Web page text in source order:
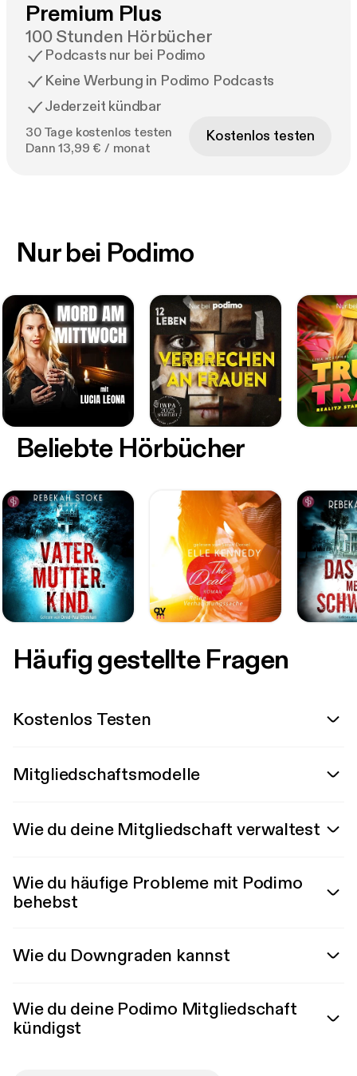
Premium Plus
100 Stunden Hörbücher
Podcasts nur bei Podimo
Keine Werbung in Podimo Podcasts
Jederzeit kündbar
30 Tage kostenlos testen
Dann 13,99 € / monat
Kostenlos testen
Nur bei Podimo
Beliebte Hörbücher
Häufig gestellte Fragen
Kostenlos Testen
Mitgliedschaftsmodelle
Wie du deine Mitgliedschaft verwaltest
Wie du häufige Probleme mit Podimo
behebst
Wie du Downgraden kannst
Wie du deine Podimo Mitgliedschaft
kündigst